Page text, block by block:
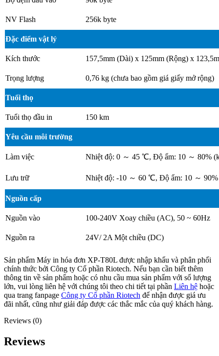
NV Flash 256k byte
Đặc điểm vật lý
Kích thước 157,5mm (Dài) x 125mm (Rộng) x
Trọng lượng 0,76 kg (chưa bao gồm giá giấy mở rộng)
Tuổi thọ
Tuổi thọ đầu in 150 km
Yêu cầu môi trường
Làm việc Nhiệt độ: 0 ～ 45 ℃, Độ ẩm: 10 ～ 80%
Lưu trữ Nhiệt độ: -10 ～ 60 ℃, Độ ẩm: 10 ～ 90%
Nguồn cấp
Nguồn vào 100-240V Xoay chiều (AC), 50 ~ 60Hz
Nguồn ra 24V/ 2A Một chiều (DC)
Sản phẩm Máy in hóa đơn XP-T80L được nhập khẩu và phân phối
chính thức bởi Công ty Cổ phần Riotech. Nếu bạn cần biết thêm
thông tin về sản phẩm hoặc có nhu cầu mua sản phẩm với số lượng
lớn, vui lòng liên hệ với chúng tôi theo chi tiết tại phần Liên hệ hoặc
qua trang fanpage Công ty Cổ phần Riotech để nhận được giá ưu
đãi nhất, cũng như giải đáp được các thắc mắc của quý khách hàng.
Reviews (0)
Reviews